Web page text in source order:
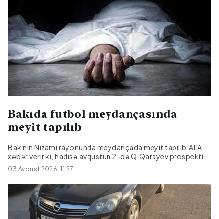
Bakıda futbol meydançasında
meyit tapılıb
Bakının Nizami rayonunda meydançada meyit tapılıb.APA
xəbər verir ki, hadisə avqustun 2-də Q.Qarayev prospekti
81-də yerləşən futbol meydançasında qeydə alınıb.Meyiti
tapılan şəxsin Bakı şəhər sakini 1950-ci il təvəllüdlü Bəkir
Əhmədov olduğu bildirilir.Meyit üzərində zorakılıq
əlamətləri görünməyib.Araşdırma aparılır.
03 Avqust 2026, 11:27